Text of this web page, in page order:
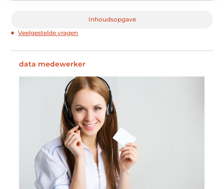
Inhoudsopgave
Veelgestelde vragen
data medewerker